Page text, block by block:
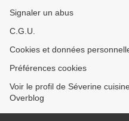
Signaler un abus
C.G.U.
Cookies et données
Préférences cookies
Voir le profil de Séverine
Overblog